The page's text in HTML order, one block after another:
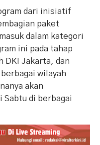
dari inisiatif
paket
dalam kategori
ini pada tahap
DKI Jakarta, dan
wilayah
akan
Sabtu di berbagai